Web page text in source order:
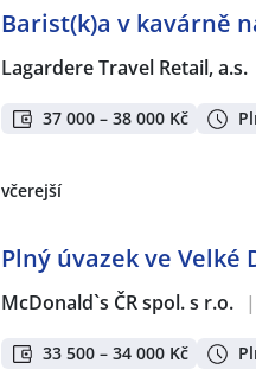
Barist(k)a v kavárně
Lagardere Travel Retail, a.s.
37 000 – 38 000 Kč
včerejší
Plný úvazek ve Velké
McDonald`s ČR spol. s r.o. |
33 500 – 34 000 Kč